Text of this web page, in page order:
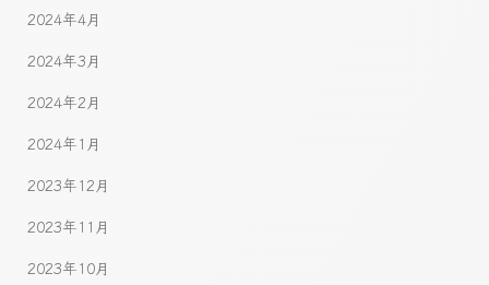
2024年4月
2024年3月
2024年2月
2024年1月
2023年12月
2023年11月
2023年10月